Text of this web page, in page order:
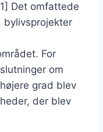
Det omfattede
For
om
grad blev
der blev